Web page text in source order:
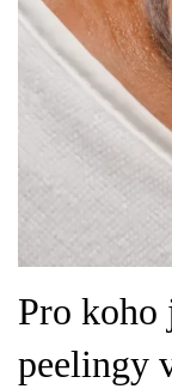
Pro koho
peelingy